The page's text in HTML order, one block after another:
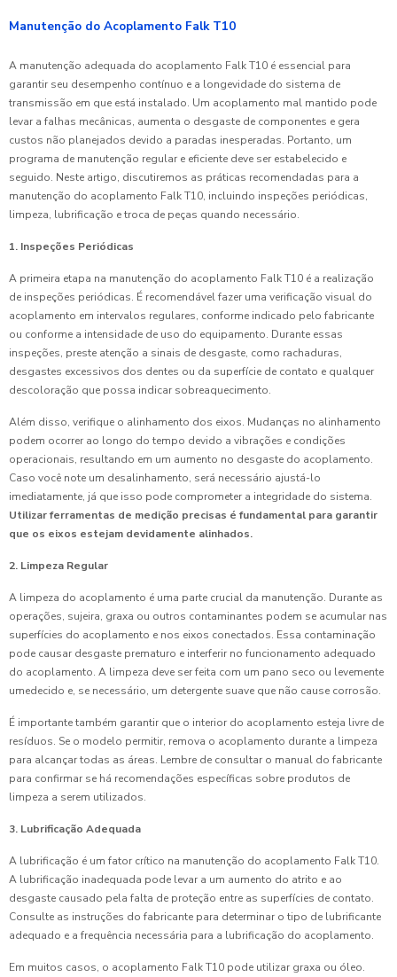
Manutenção do Acoplamento Falk T10
A manutenção adequada do acoplamento Falk T10 é essencial para
garantir seu desempenho contínuo e a longevidade do sistema de
transmissão em que está instalado. Um acoplamento mal mantido pode
levar a falhas mecânicas, aumenta o desgaste de componentes e gera
custos não planejados devido a paradas inesperadas. Portanto, um
programa de manutenção regular e eficiente deve ser estabelecido e
seguido. Neste artigo, discutiremos as práticas recomendadas para a
manutenção do acoplamento Falk T10, incluindo inspeções periódicas,
limpeza, lubrificação e troca de peças quando necessário.
1. Inspeções Periódicas
A primeira etapa na manutenção do acoplamento Falk T10 é a realização
de inspeções periódicas. É recomendável fazer uma verificação visual do
acoplamento em intervalos regulares, conforme indicado pelo fabricante
ou conforme a intensidade de uso do equipamento. Durante essas
inspeções, preste atenção a sinais de desgaste, como rachaduras,
desgastes excessivos dos dentes ou da superfície de contato e qualquer
descoloração que possa indicar sobreaquecimento.
Além disso, verifique o alinhamento dos eixos. Mudanças no alinhamento
podem ocorrer ao longo do tempo devido a vibrações e condições
operacionais, resultando em um aumento no desgaste do acoplamento.
Caso você note um desalinhamento, será necessário ajustá-lo
imediatamente, já que isso pode comprometer a integridade do sistema.
Utilizar ferramentas de medição precisas é fundamental para garantir
que os eixos estejam devidamente alinhados.
2. Limpeza Regular
A limpeza do acoplamento é uma parte crucial da manutenção. Durante as
operações, sujeira, graxa ou outros contaminantes podem se acumular nas
superfícies do acoplamento e nos eixos conectados. Essa contaminação
pode causar desgaste prematuro e interferir no funcionamento adequado
do acoplamento. A limpeza deve ser feita com um pano seco ou levemente
umedecido e, se necessário, um detergente suave que não cause corrosão.
É importante também garantir que o interior do acoplamento esteja livre de
resíduos. Se o modelo permitir, remova o acoplamento durante a limpeza
para alcançar todas as áreas. Lembre de consultar o manual do fabricante
para confirmar se há recomendações específicas sobre produtos de
limpeza a serem utilizados.
3. Lubrificação Adequada
A lubrificação é um fator crítico na manutenção do acoplamento Falk T10.
A lubrificação inadequada pode levar a um aumento do atrito e ao
desgaste causado pela falta de proteção entre as superfícies de contato.
Consulte as instruções do fabricante para determinar o tipo de lubrificante
adequado e a frequência necessária para a lubrificação do acoplamento.
Em muitos casos, o acoplamento Falk T10 pode utilizar graxa ou óleo.